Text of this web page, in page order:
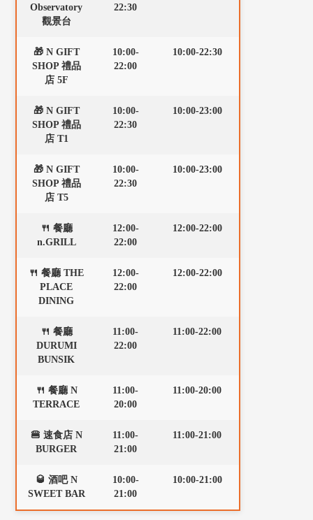
Observatory
觀景台
22:30
🎁 N GIFT
SHOP 禮品
店 5F
10:00-
22:00
10:00-22:30
🎁 N GIFT
SHOP 禮品
店 T1
10:00-
22:30
10:00-23:00
🎁 N GIFT
SHOP 禮品
店 T5
10:00-
22:30
10:00-23:00
🍴 餐廳
n.GRILL
12:00-
22:00
12:00-22:00
🍴 餐廳 THE
PLACE
DINING
12:00-
22:00
12:00-22:00
🍴 餐廳
DURUMI
BUNSIK
11:00-
22:00
11:00-22:00
🍴 餐廳 N
TERRACE
11:00-
20:00
11:00-20:00
🍔 速食店 N
BURGER
11:00-
21:00
11:00-21:00
🥃 酒吧 N
SWEET BAR
10:00-
21:00
10:00-21:00